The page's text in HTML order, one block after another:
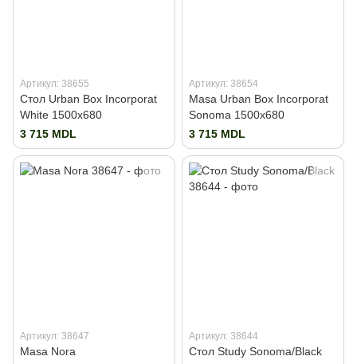
Артикул: 38655
Стол Urban Box Incorporat
White 1500x680
3 715 MDL
Артикул: 38654
Masa Urban Box Incorporat
Sonoma 1500x680
3 715 MDL
Артикул: 38647
Masa Nora
Артикул: 38644
Стол Study Sonoma/Black